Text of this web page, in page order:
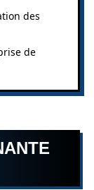
des
de